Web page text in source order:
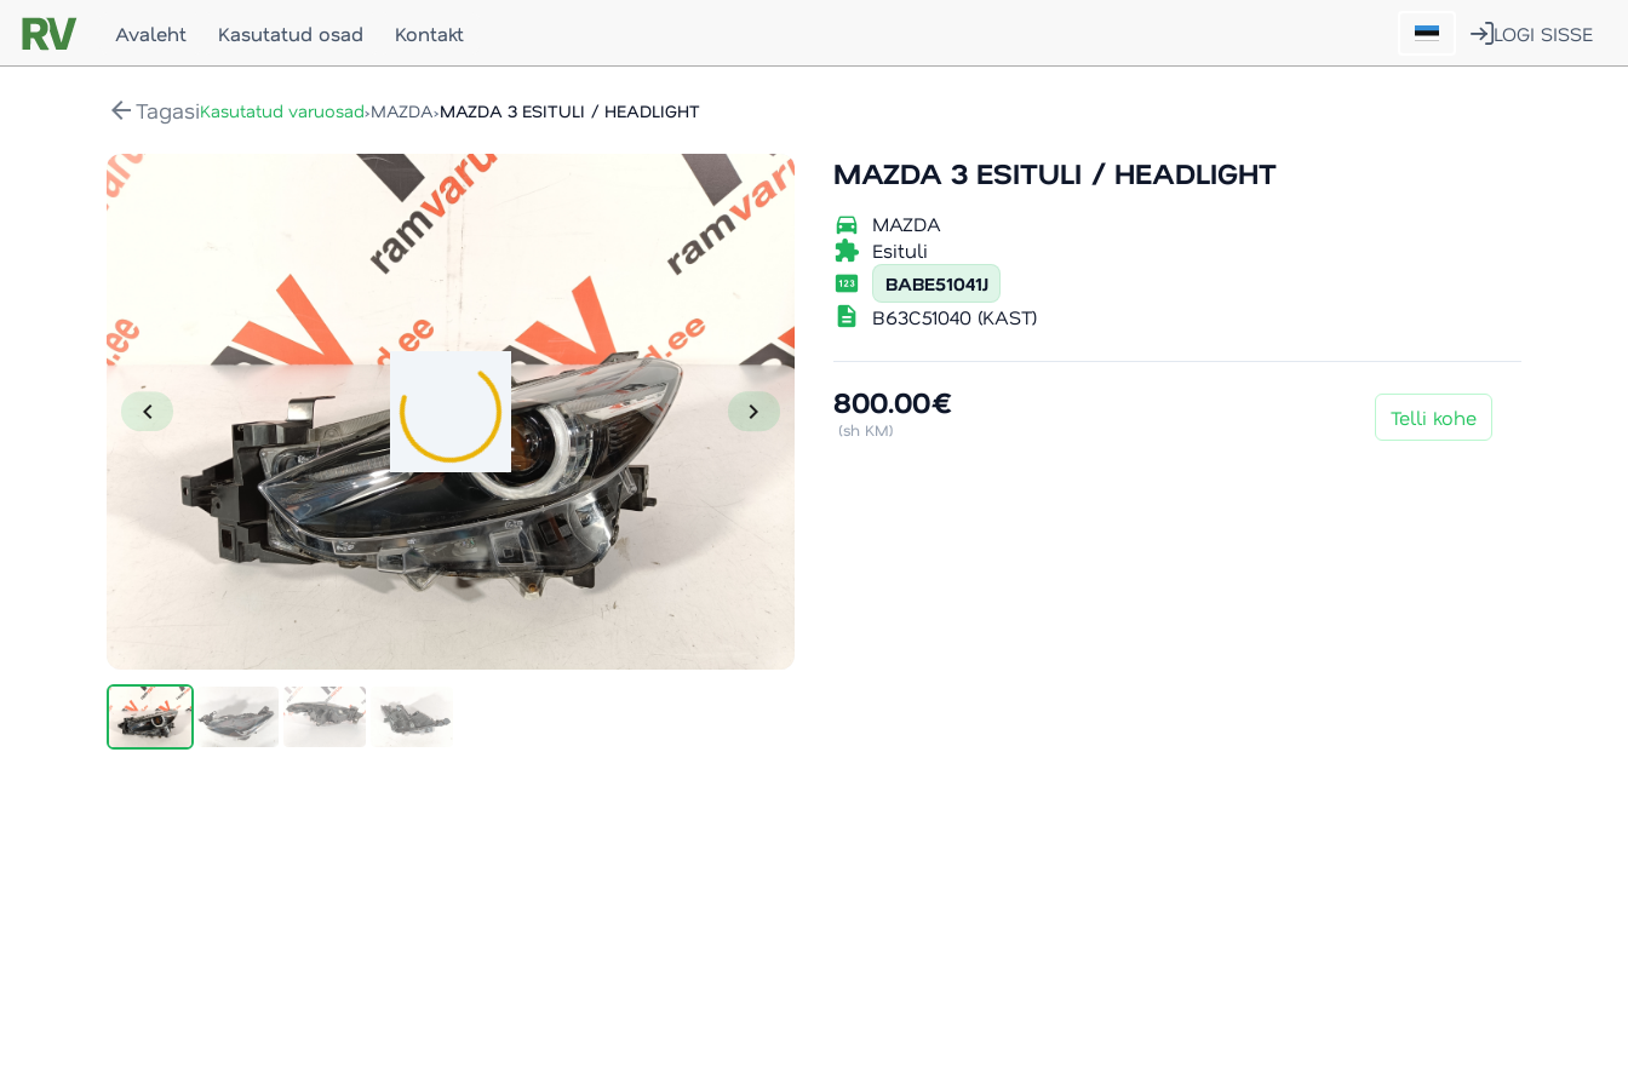
Avaleht Kasutatud osad Kontakt LOGI SISSE
arrow_backTagasiKasutatud varuosad›MAZDA›MAZDA 3 ESITULI / HEADLIGHT
chevron_left chevron_right
MAZDA 3 ESITULI / HEADLIGHT
directions_car MAZDA
extension Esituli
pin BABE51041J
description B63C51040 (KAST)
800.00€
(sh KM) Telli kohe